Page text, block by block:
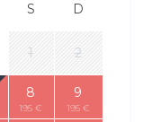
S D
1 2
8
195 €
9
195 €